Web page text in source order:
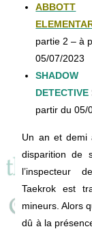
ABBOTT
partie 2 – à
05/07/2023
SHADOW
DETECTIVE
partir du 05/
Un an et demi
disparition de
l’inspecteur
Taekrok est
mineurs. Alors
dû à la